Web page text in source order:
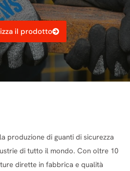
il prodotto
produzione di guanti di sicurezza
di tutto il mondo. Con oltre 10
dirette in fabbrica e qualità